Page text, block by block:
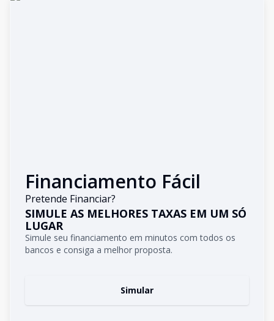
Financiamento Fácil
Pretende Financiar?
SIMULE AS MELHORES TAXAS EM UM SÓ
LUGAR
Simule seu financiamento em minutos com todos os
bancos e consiga a melhor proposta.
Simular